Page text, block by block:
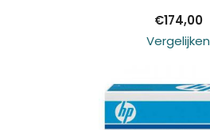
€174,00
Vergelijken